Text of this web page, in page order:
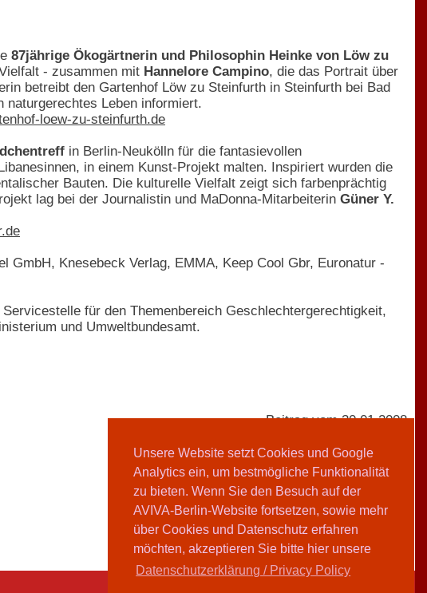
Unsere Website setzt Cookies und Google
Analytics ein, um bestmögliche Funktionalität
zu bieten. Wenn Sie den Besuch auf der
AVIVA-Berlin-Website fortsetzen, sowie mehr
über Cookies und Datenschutz erfahren
möchten, akzeptieren Sie bitte hier unsere
Datenschutzerklärung / Privacy Policy
87jährige Ökogärtnerin und Philosophin Heinke von Löw zu
- zusammen mit Hannelore Campino, die das Portrait über
betreibt den Gartenhof Löw zu Steinfurth in Steinfurth bei Bad
naturgerechtes Leben informiert.
loew-zu-steinfurth.de
in Berlin-Neukölln für die fantasievollen
in einem Kunst-Projekt malten. Inspiriert wurden die
Bauten. Die kulturelle Vielfalt zeigt sich farbenprächtig
lag bei der Journalistin und MaDonna-Mitarbeiterin Güner Y.
Knesebeck Verlag, EMMA, Keep Cool Gbr, Euronatur -
für den Themenbereich Geschlechtergerechtigkeit,
und Umweltbundesamt.
Beitrag vom 30.01.2008
AVIVA-Redaktion